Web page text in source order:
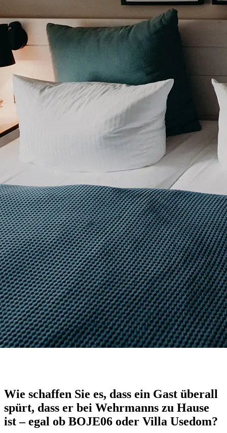
Wie schaffen Sie es, dass ein Gast überall
spürt, dass er bei Wehrmanns zu Hause
ist – egal ob BOJE06 oder Villa Usedom?